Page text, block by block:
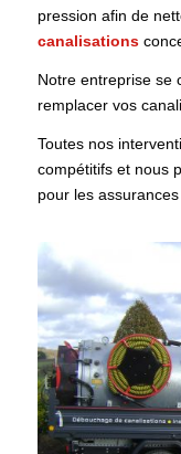
pression afin de
canalisations
Notre entreprise se
remplacer vos
Toutes nos
compétitifs et nous
pour les